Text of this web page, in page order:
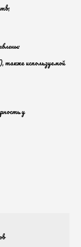
используемой
у